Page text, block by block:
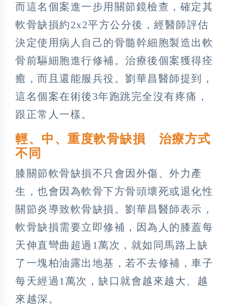
而這名個案進一步用關節鏡檢查，確定其
軟骨缺損約2x2平方公分後，經醫師評估
決定使用病人自己的骨髓幹細胞製造出軟
骨前驅細胞進行修補。治療後個案獲得痊
癒，而且還能服兵役。劉華昌醫師提到，
這名個案在術後3年跑跳完全沒有疼痛，
跟正常人一樣。
輕、中、重度軟骨缺損 治療方式
不同
膝關節軟骨缺損不只會因外傷、外力產
生，也會因為軟骨下方骨頭壞死或退化性
關節炎導致軟骨缺損。劉華昌醫師表示，
軟骨缺損需要立即修補，因為人的膝蓋每
天伸直彎曲超過1萬次，就如同馬路上缺
了一塊柏油露出地基，若不去修補，車子
每天經過1萬次，缺口就會越來越大、越
來越深。